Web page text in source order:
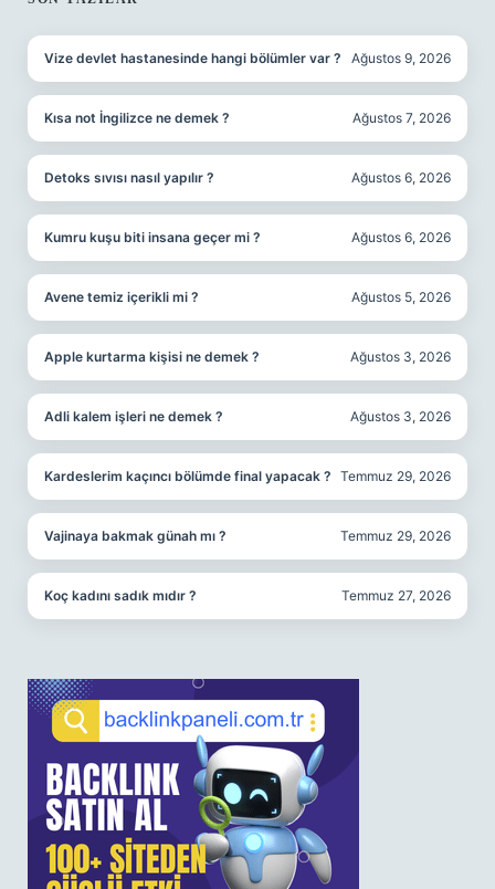
SIDEBAR
Vize devlet hastanesinde hangi bölümler var ? Ağustos 9, 2026
Kısa not İngilizce ne demek ? Ağustos 7, 2026
Detoks sıvısı nasıl yapılır ? Ağustos 6, 2026
Kumru kuşu biti insana geçer mi ? Ağustos 6, 2026
Avene temiz içerikli mi ? Ağustos 5, 2026
Apple kurtarma kişisi ne demek ? Ağustos 3, 2026
Adli kalem işleri ne demek ? Ağustos 3, 2026
Kardeslerim kaçıncı bölümde final yapacak ? Temmuz 29, 2026
Vajinaya bakmak günah mı ? Temmuz 29, 2026
Koç kadını sadık mıdır ? Temmuz 27, 2026